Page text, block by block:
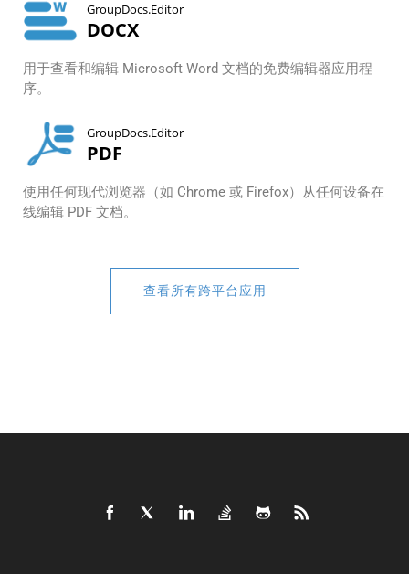
GroupDocs.Editor
DOCX
用于查看和编辑 Microsoft Word 文档的免费编辑器应用程
序。
GroupDocs.Editor
PDF
使用任何现代浏览器（如 Chrome 或 Firefox）从任何设备在
线编辑 PDF 文档。
查看所有跨平台应用